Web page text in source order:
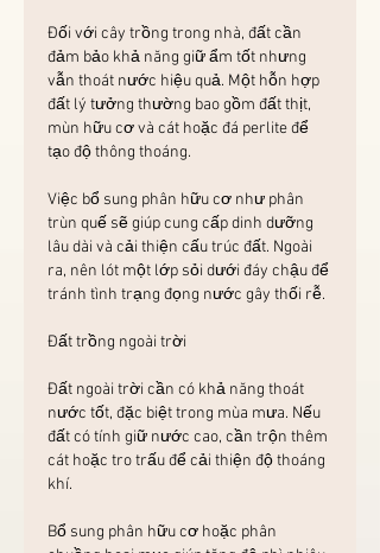
Đối với cây trồng trong nhà, đất cần
đảm bảo khả năng giữ ẩm tốt nhưng
vẫn thoát nước hiệu quả. Một hỗn hợp
đất lý tưởng thường bao gồm đất thịt,
mùn hữu cơ và cát hoặc đá perlite để
tạo độ thông thoáng.
Việc bổ sung phân hữu cơ như phân
trùn quế sẽ giúp cung cấp dinh dưỡng
lâu dài và cải thiện cấu trúc đất. Ngoài
ra, nên lót một lớp sỏi dưới đáy chậu để
tránh tình trạng đọng nước gây thối rễ.
Đất trồng ngoài trời
Đất ngoài trời cần có khả năng thoát
nước tốt, đặc biệt trong mùa mưa. Nếu
đất có tính giữ nước cao, cần trộn thêm
cát hoặc tro trấu để cải thiện độ thoáng
khí.
Bổ sung phân hữu cơ hoặc phân